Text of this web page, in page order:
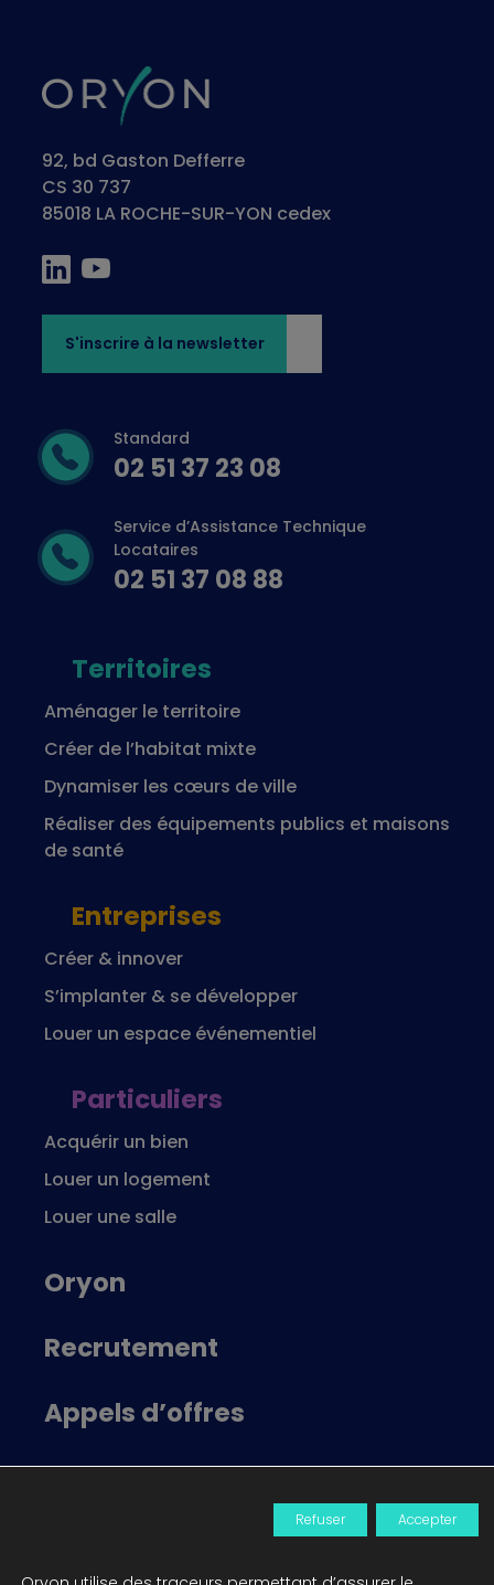
92, bd Gaston Defferre
CS 30 737
85018 LA ROCHE-SUR-YON cedex
S'inscrire à la newsletter
Standard
02 51 37 23 08
Service d’Assistance Technique
Locataires
02 51 37 08 88
Territoires
Aménager le territoire
Créer de l’habitat mixte
Dynamiser les cœurs de ville
Réaliser des équipements publics et maisons
de santé
Entreprises
Créer & innover
S’implanter & se développer
Louer un espace événementiel
Particuliers
Acquérir un bien
Louer un logement
Louer une salle
Oryon
Recrutement
Appels d’offres
Locataire Oryon
Accepter
Refuser